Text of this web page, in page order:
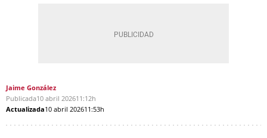
Jaime González
Publicada10 abril 202611:12h
Actualizada10 abril 202611:53h